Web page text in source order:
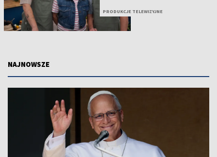
PRODUKCJE TELEWIZYJNE
NAJNOWSZE